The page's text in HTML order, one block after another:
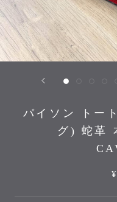
パイソン トー
グ) 蛇革